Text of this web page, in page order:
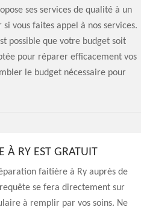
ses services de qualité à un
vous faites appel à nos services.
possible que votre budget soit
pour réparer efficacement vos
le budget nécessaire pour
À RY EST GRATUIT
faitière à Ry auprès de
se fera directement sur
à remplir par vos soins. Ne